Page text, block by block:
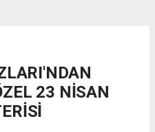
23 NİSAN